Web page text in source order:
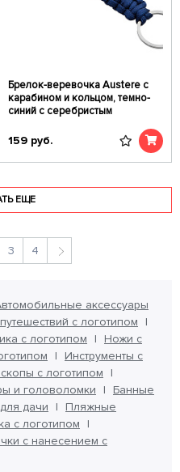
Брелок-веревочка Austere с
карабином и кольцом, темно-
синий с серебристым
159 руб.
ЕЩЕ
3 4
аксессуары
с логотипом
с логотипом
Ножи с
Инструменты с
с логотипом
и головоломки
Банные
дачи
Пляжные
с логотипом
с нанесением с